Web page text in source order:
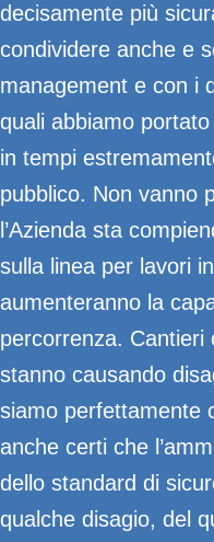
decisamente più
condividere anche e
management e con i
quali abbiamo
in tempi
pubblico. Non vanno
l’Azienda sta
sulla linea per lavori
aumenteranno la
percorrenza. Cantieri
stanno causando
siamo perfettamente
anche certi che
dello standard di
qualche disagio, del